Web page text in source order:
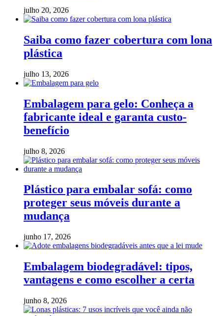
julho 20, 2026
Saiba como fazer cobertura com lona
plástica
julho 13, 2026
Embalagem para gelo: Conheça a
fabricante ideal e garanta custo-
benefício
julho 8, 2026
Plástico para embalar sofá: como
proteger seus móveis durante a
mudança
junho 17, 2026
Embalagem biodegradável: tipos,
vantagens e como escolher a certa
junho 8, 2026